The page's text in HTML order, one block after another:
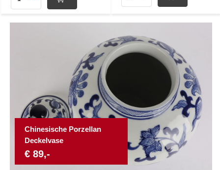
Chinesische Porzellan
Deckelvase
€ 89,-